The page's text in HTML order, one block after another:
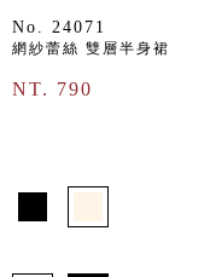
No. 24071
網紗蕾絲 雙層半身裙
NT. 790